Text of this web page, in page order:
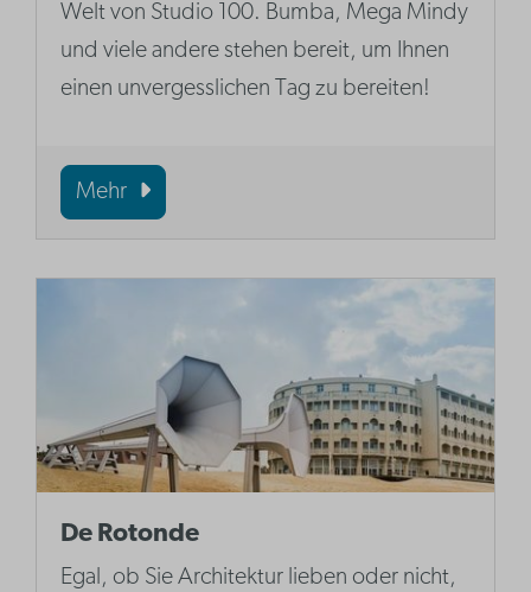
Welt von Studio 100. Bumba, Mega Mindy
und viele andere stehen bereit, um Ihnen
einen unvergesslichen Tag zu bereiten!
Mehr
De Rotonde
Egal, ob Sie Architektur lieben oder nicht,